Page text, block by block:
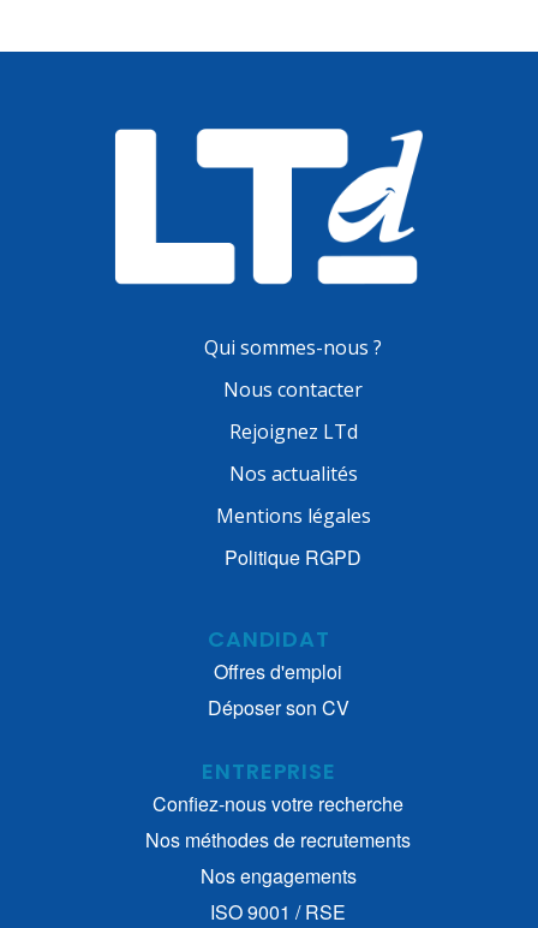
Qui sommes-nous ?
Nous contacter
Rejoignez LTd
Nos actualités
Mentions légales
Politique RGPD
CANDIDAT
Offres d'emploi
Déposer son CV
ENTREPRISE
Confiez-nous votre recherche
Nos méthodes de recrutements
Nos engagements
ISO 9001 / RSE